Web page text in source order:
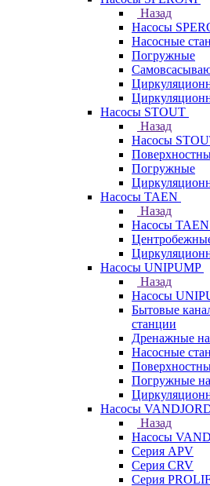
Назад
Насосы
Насосные
Погружные
Насосы STOUT
Назад
Насосы
Погружные
Насосы TAEN
Назад
Насосы TAEN
Насосы UNIPUMP
Назад
Насосы
Бытовые
станции
Дренажные
Насосные
Погружные
Насосы
Назад
Насосы
Серия APV
Серия CRV
Серия